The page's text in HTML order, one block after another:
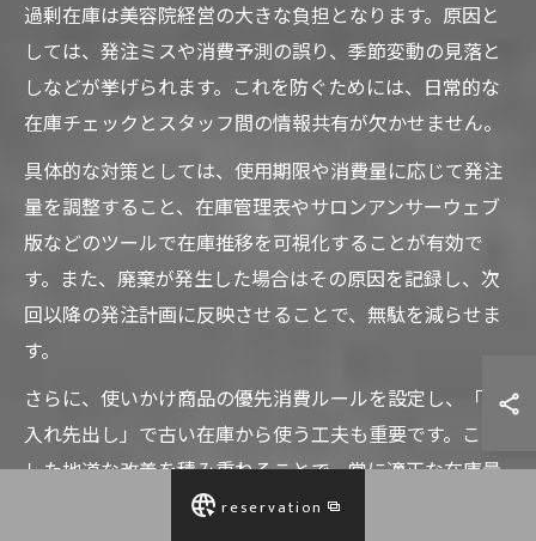
過剰在庫は美容院経営の大きな負担となります。原因と
しては、発注ミスや消費予測の誤り、季節変動の見落と
しなどが挙げられます。これを防ぐためには、日常的な
在庫チェックとスタッフ間の情報共有が欠かせません。
具体的な対策としては、使用期限や消費量に応じて発注
量を調整すること、在庫管理表やサロンアンサーウェブ
版などのツールで在庫推移を可視化することが有効で
す。また、廃棄が発生した場合はその原因を記録し、次
回以降の発注計画に反映させることで、無駄を減らせま
す。
さらに、使いかけ商品の優先消費ルールを設定し、「先
入れ先出し」で古い在庫から使う工夫も重要です。こう
した地道な改善を積み重ねることで、常に適正な在庫量
を維持し、廃棄ロスやコスト増加を防ぐことができま
reservation